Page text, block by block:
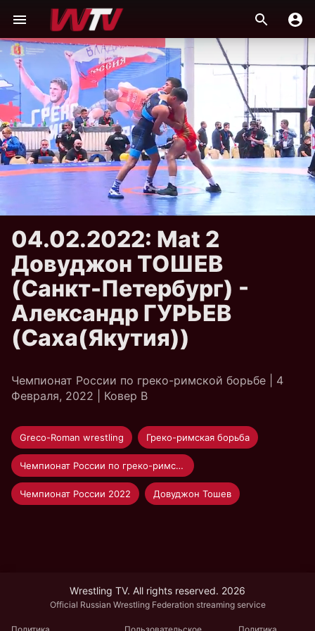
04.02.2022: Mat 2
Довуджон ТОШЕВ
(Санкт-Петербург) -
Александр ГУРЬЕВ
(Саха(Якутия))
Чемпионат России по греко-римской борьбе | 4
Февраля, 2022 | Ковер B
Greco-Roman wrestling Греко-римская борьба
Чемпионат России по греко-римской борьбе 2022 Суздаль
Чемпионат России 2022 Довуджон Тошев
Wrestling TV. All rights reserved. 2026
Official Russian Wrestling Federation streaming service